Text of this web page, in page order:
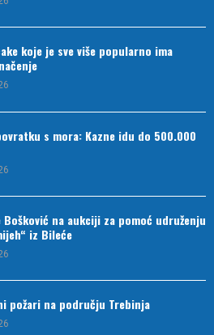
koje je sve više popularno ima
s mora: Kazne idu do 500.000
Bošković na aukciji za pomoć udruženju
iz Bileće
požari na području Trebinja